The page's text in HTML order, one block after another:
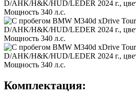
Комплектация: